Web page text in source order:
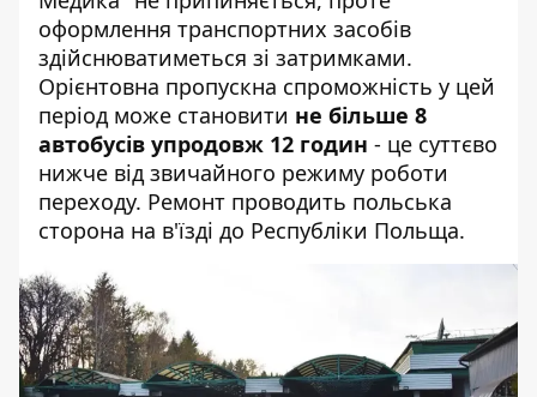
оформлення транспортних засобів
здійснюватиметься зі затримками.
Орієнтовна пропускна спроможність у цей
період може становити не більше 8
автобусів упродовж 12 годин - це суттєво
нижче від звичайного режиму роботи
переходу. Ремонт проводить польська
сторона на в'їзді до Республіки Польща.